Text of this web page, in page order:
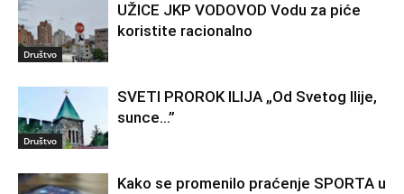
Društvo
UŽICE JKP VODOVOD Vodu za piće
koristite racionalno
Društvo
SVETI PROROK ILIJA „Od Svetog Ilije,
sunce…”
Kako se promenilo praćenje SPORTA u